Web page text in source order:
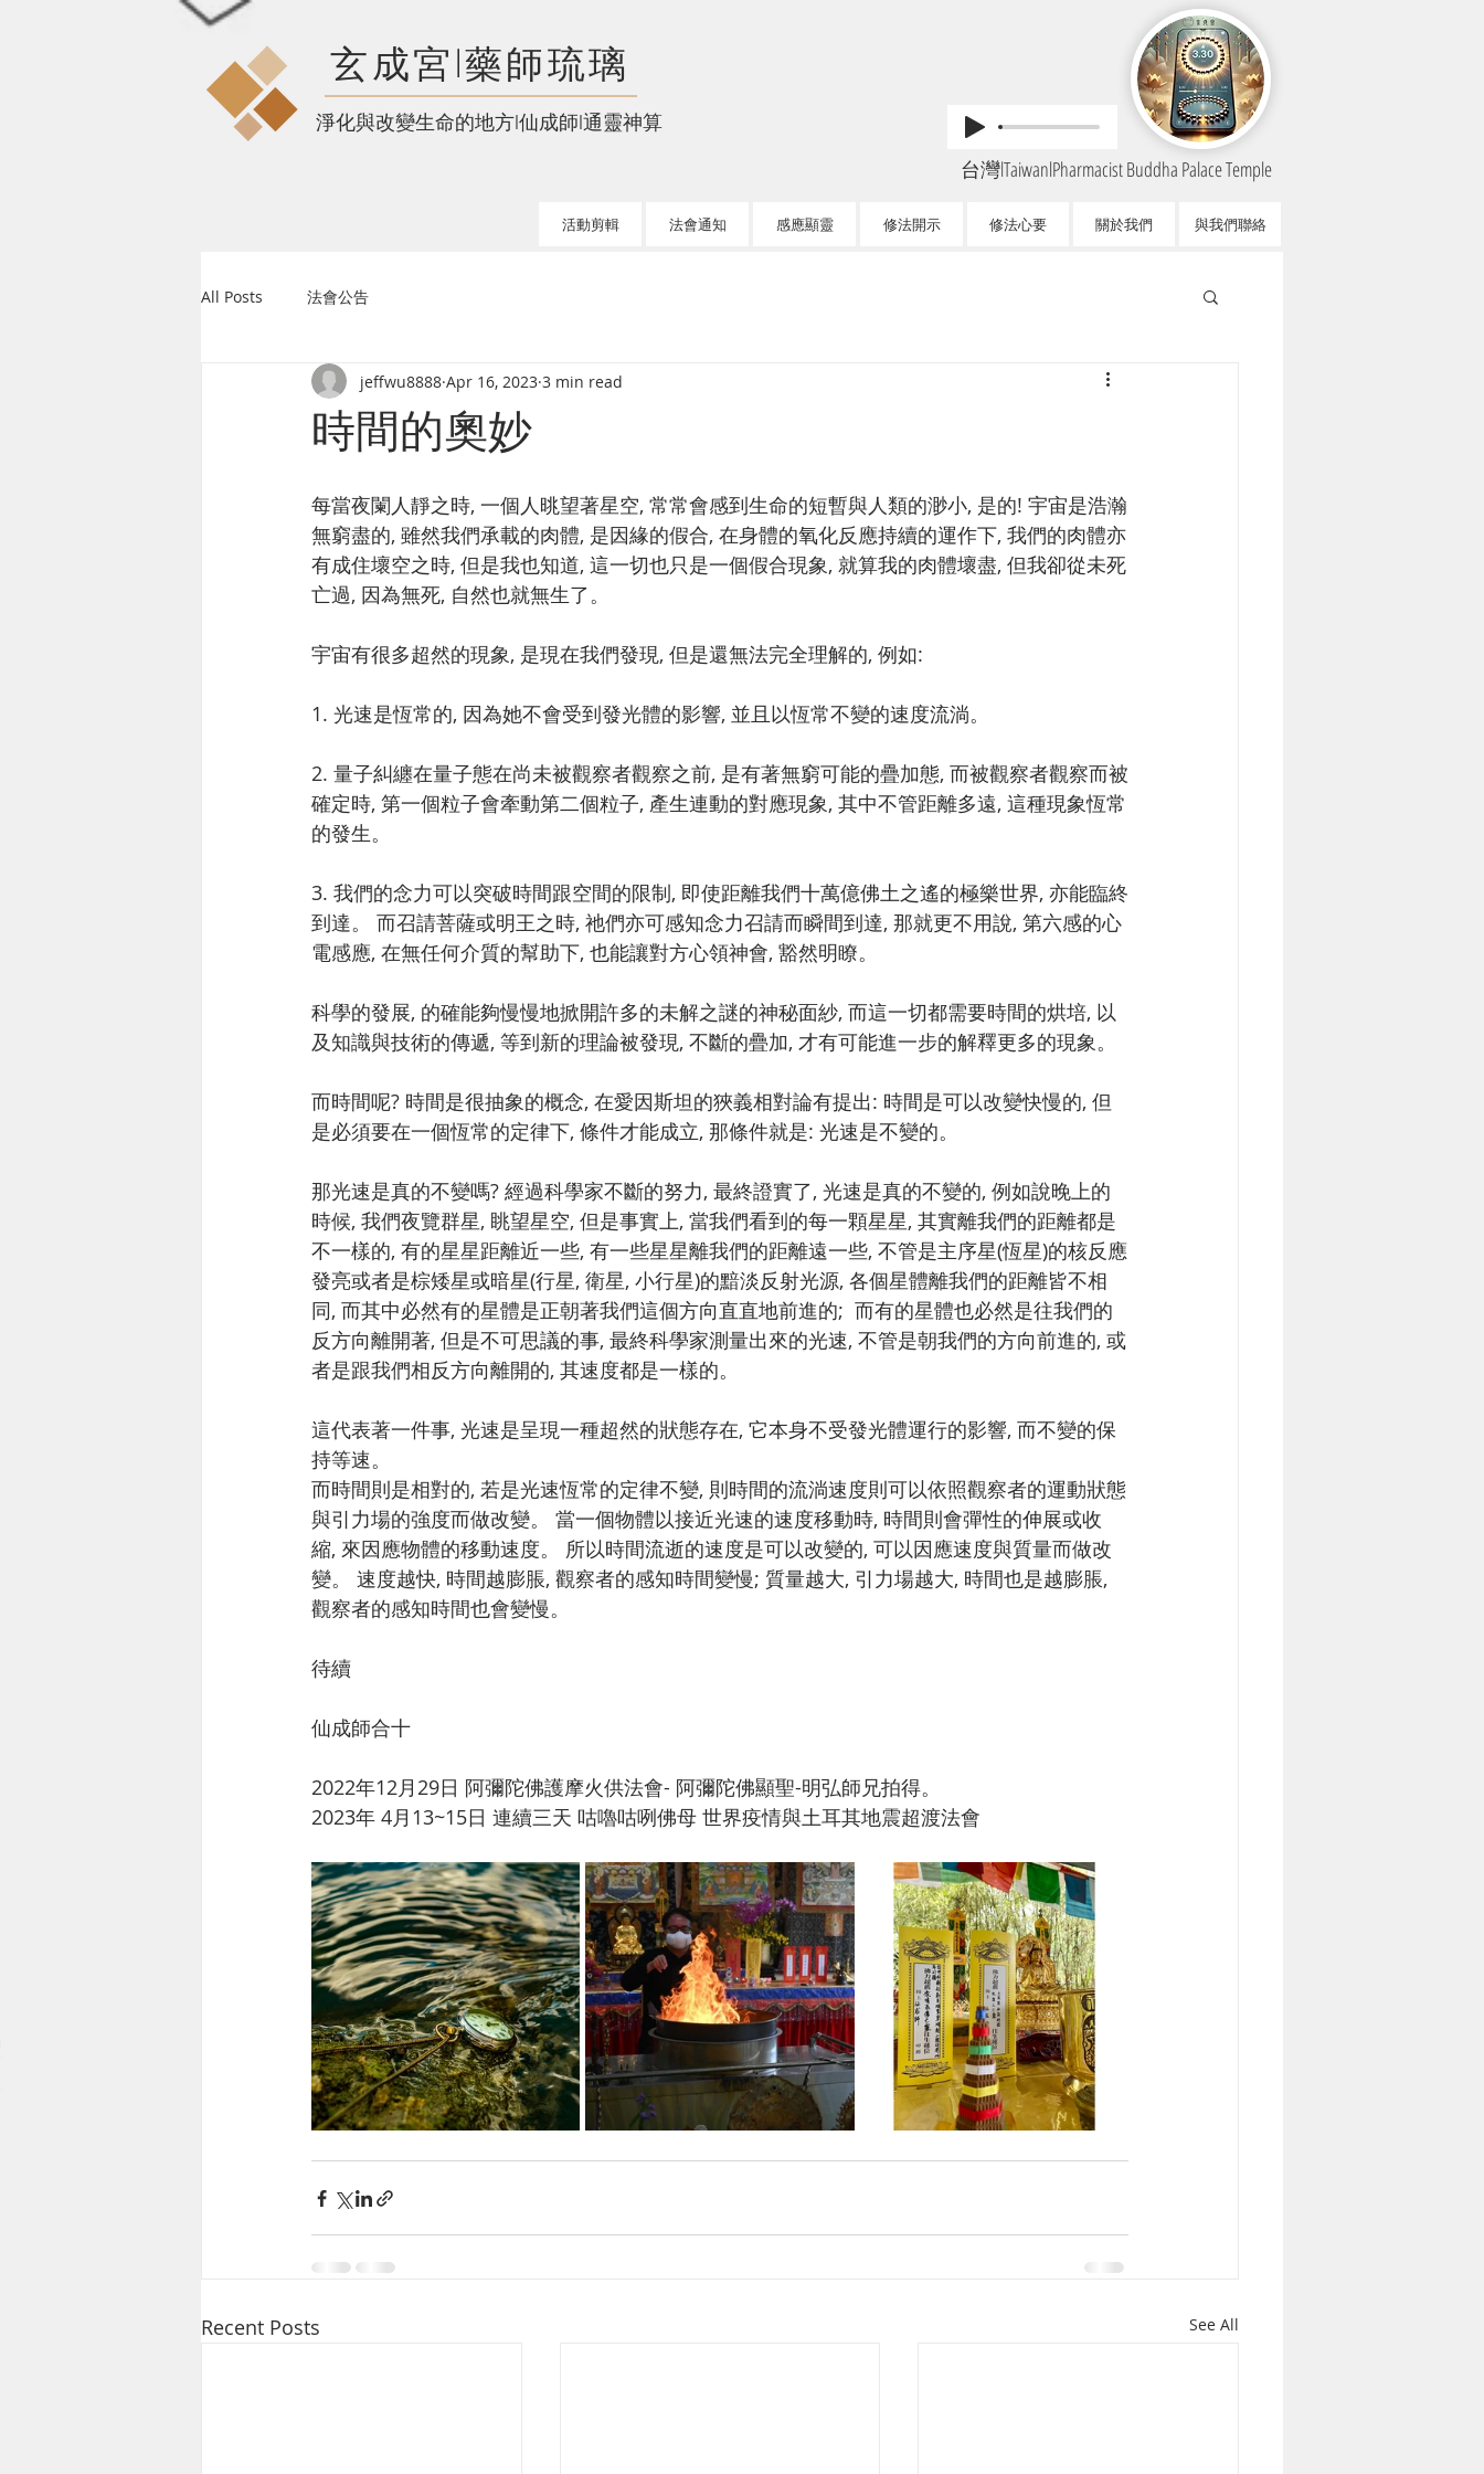
玄成宮l藥師琉璃
​淨化與改變生命的地方l仙成師l通靈神算
台灣lTaiwanlPharmacist Buddha Palace Temple
活動剪輯 法會通知 感應顯靈 修法開示 修法心要 關於我們 與我們聯絡
All Posts 法會公告
時間的奧妙
jeffwu8888 Apr 16, 2023 3 min read
每當夜闌人靜之時, 一個人晀望著星空, 常常會感到生命的短暫與人類的渺小, 是的! 宇宙是浩瀚
無窮盡的, 雖然我們承載的肉體, 是因緣的假合, 在身體的氧化反應持續的運作下, 我們的肉體亦
有成住壞空之時, 但是我也知道, 這一切也只是一個假合現象, 就算我的肉體壞盡, 但我卻從未死
亡過, 因為無死, 自然也就無生了。
宇宙有很多超然的現象, 是現在我們發現, 但是還無法完全理解的, 例如:
1. 光速是恆常的, 因為她不會受到發光體的影響, 並且以恆常不變的速度流淌。
2. 量子糾纏在量子態在尚未被觀察者觀察之前, 是有著無窮可能的疊加態, 而被觀察者觀察而被
確定時, 第一個粒子會牽動第二個粒子, 產生連動的對應現象, 其中不管距離多遠, 這種現象恆常
的發生。
3. 我們的念力可以突破時間跟空間的限制, 即使距離我們十萬億佛土之遙的極樂世界, 亦能臨終
到達。 而召請菩薩或明王之時, 祂們亦可感知念力召請而瞬間到達, 那就更不用說, 第六感的心
電感應, 在無任何介質的幫助下, 也能讓對方心領神會, 豁然明瞭。
科學的發展, 的確能夠慢慢地掀開許多的未解之謎的神秘面紗, 而這一切都需要時間的烘培, 以
及知識與技術的傳遞, 等到新的理論被發現, 不斷的疊加, 才有可能進一步的解釋更多的現象。
而時間呢? 時間是很抽象的概念, 在愛因斯坦的狹義相對論有提出: 時間是可以改變快慢的, 但
是必須要在一個恆常的定律下, 條件才能成立, 那條件就是: 光速是不變的。
那光速是真的不變嗎? 經過科學家不斷的努力, 最終證實了, 光速是真的不變的, 例如說晚上的
時候, 我們夜覽群星, 眺望星空, 但是事實上, 當我們看到的每一顆星星, 其實離我們的距離都是
不一樣的, 有的星星距離近一些, 有一些星星離我們的距離遠一些, 不管是主序星(恆星)的核反應
發亮或者是棕矮星或暗星(行星, 衛星, 小行星)的黯淡反射光源, 各個星體離我們的距離皆不相
同, 而其中必然有的星體是正朝著我們這個方向直直地前進的;  而有的星體也必然是往我們的
反方向離開著, 但是不可思議的事, 最終科學家測量出來的光速, 不管是朝我們的方向前進的, 或
者是跟我們相反方向離開的, 其速度都是一樣的。
這代表著一件事, 光速是呈現一種超然的狀態存在, 它本身不受發光體運行的影響, 而不變的保
持等速。
而時間則是相對的, 若是光速恆常的定律不變, 則時間的流淌速度則可以依照觀察者的運動狀態
與引力場的強度而做改變。 當一個物體以接近光速的速度移動時, 時間則會彈性的伸展或收
縮, 來因應物體的移動速度。 所以時間流逝的速度是可以改變的, 可以因應速度與質量而做改
變。 速度越快, 時間越膨脹, 觀察者的感知時間變慢; 質量越大, 引力場越大, 時間也是越膨脹,
觀察者的感知時間也會變慢。
待續
仙成師合十
2022年12月29日 阿彌陀佛護摩火供法會- 阿彌陀佛顯聖-明弘師兄拍得。
2023年 4月13~15日 連續三天 咕嚕咕咧佛母 世界疫情與土耳其地震超渡法會
Recent Posts See All